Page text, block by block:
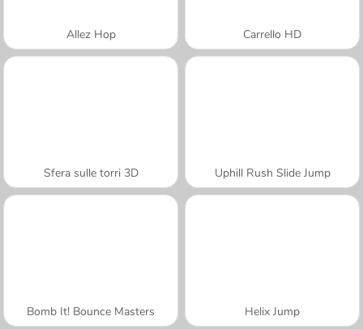
Allez Hop Carrello HD
Sfera sulle torri 3D Uphill Rush Slide Jump
Bomb It! Bounce Masters Helix Jump